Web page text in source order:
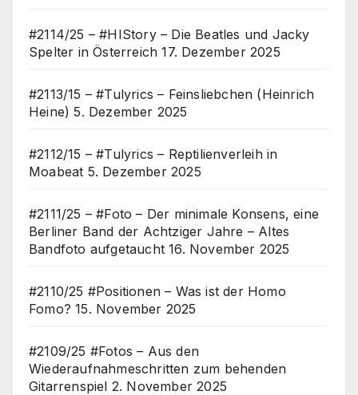
#2114/25 – #HIStory – Die Beatles und Jacky
Spelter in Österreich 17. Dezember 2025
#2113/15 – #Tulyrics – Feinsliebchen (Heinrich
Heine) 5. Dezember 2025
#2112/15 – #Tulyrics – Reptilienverleih in
Moabeat 5. Dezember 2025
#2111/25 – #Foto – Der minimale Konsens, eine
Berliner Band der Achtziger Jahre – Altes
Bandfoto aufgetaucht 16. November 2025
#2110/25 #Positionen – Was ist der Homo
Fomo? 15. November 2025
#2109/25 #Fotos – Aus den
Wiederaufnahmeschritten zum behenden
Gitarrenspiel 2. November 2025